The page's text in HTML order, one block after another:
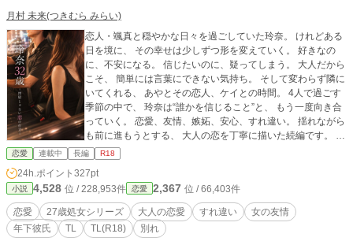
月村 未来(つきむら みらい)
恋人・颯真と穏やかな日々を過ごしていた玲奈。 けれどある
日を境に、 その幸せは少しずつ形を変えていく。 好きなの
に、不安になる。 信じたいのに、疑ってしまう。 大人だから
こそ、 簡単には言葉にできない気持ち。 そして変わらず隣に
いてくれる、 あやとその恋人、ケイとの時間。 4人で過ごす
季節の中で、 玲奈は“誰かを信じること”と、 もう一度向き合
っていく。 恋愛、友情、嫉妬、安心、すれ違い。 揺れながら
も前に進もうとする、 大人の恋を丁寧に描いた続編です。 こ
ちらの作品は前作 📖③「玲奈31歳 〜理屈じゃない恋は突然
に〜」 の続編となります。 こちらを読むと 玲奈と颯真の出
会いから、そして登場人物の関係性をより深く楽しめます。
あや主人公の下記2作を含めると全部で4冊、 お話は全て繋が
っています。 📖①「27歳、処女 〜みられて濡れて〜」 📖②
「続・27歳、処女 〜初めては終わらない〜」 上記３冊はR18
の表現強めの作品です。 全ての始まりから見たい方は①から
恋愛 連載中 長編 R18
24h.ポイント 327pt
小説 4,528 位 / 228,953件 恋愛 2,367 位 / 66,403件
恋愛 27歳処女シリーズ 大人の恋愛 すれ違い
女の友情
年下彼氏
TL TL(R18) 別れ